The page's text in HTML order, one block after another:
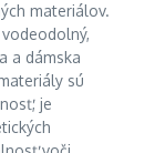
materiálov.
a dámska
sú
je